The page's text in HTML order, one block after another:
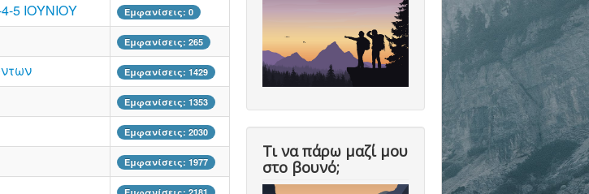
5 ΙΟΥΝΙΟΥ Εμφανίσεις: 0
Εμφανίσεις: 265
Εμφανίσεις: 1429
Εμφανίσεις: 1353
Εμφανίσεις: 2030
Εμφανίσεις: 1977
Τι να πάρω μαζί μου
στο βουνό;